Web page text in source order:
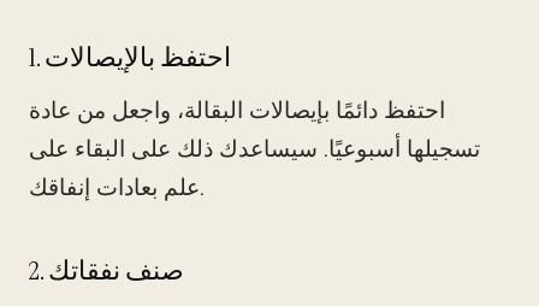
1. احتفظ بالإيصالات
احتفظ دائمًا بإيصالات البقالة، واجعل من عادة
تسجيلها أسبوعيًا. سيساعدك ذلك على البقاء على
علم بعادات إنفاقك.
2. صنف نفقاتك